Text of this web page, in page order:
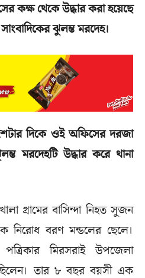
কক্ষ থেকে উদ্ধার করা হয়েছে
ঝুলন্ত মরদেহ।
দিকে ওই অফিসের দরজা
মরদেহটি উদ্ধার করে থানা
গ্রামের বাসিন্দা নিহত সুজন
নিরোধ বরণ মন্ডলের ছেলে।
মিরসরাই উপজেলা
ছিলেন। তার ৮ বছর বয়সী এক